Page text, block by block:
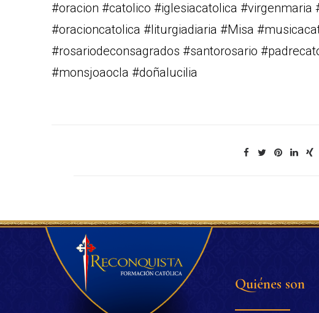
#oracion #catolico #iglesiacatolica #virgenmaria
#oracioncatolica #liturgiadiaria #Misa
#rosariodeconsagrados #santorosario
#monsjoaocla #doñalucilia
Quiénes son